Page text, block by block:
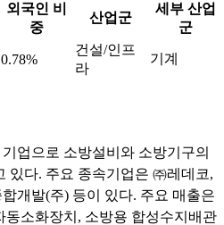
외국인 비
중
산업군
세부 산업
군
0.78%
건설/인프
라
기계
업으로 소방설비와 소방기구의
있다. 주요 종속기업은 ㈜레데코,
개발(주) 등이 있다. 주요 매출은
동소화장치, 소방용 합성수지배관